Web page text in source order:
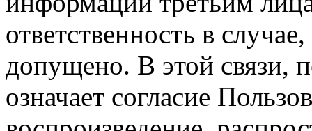
ответственность в
допущено. В этой связи,
означает согласие